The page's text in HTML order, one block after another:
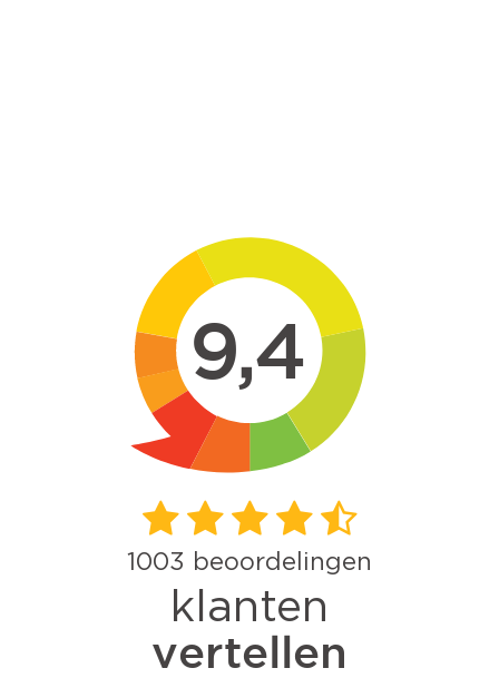
9,4
1003 beoordelingen
klanten
vertellen